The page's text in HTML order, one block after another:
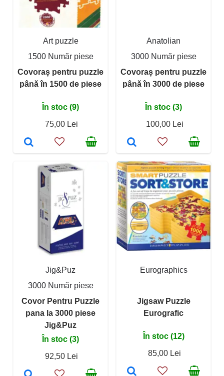
Art puzzle
1500 Număr piese
Covoraș pentru puzzle
până în 1500 de piese
În stoc (9)
75,00 Lei
Anatolian
3000 Număr piese
Covoraș pentru puzzle
până în 3000 de piese
În stoc (3)
100,00 Lei
Jig&Puz
3000 Număr piese
Covor Pentru Puzzle
pana la 3000 piese
Jig&Puz
În stoc (3)
92,50 Lei
Eurographics
Jigsaw Puzzle
Eurografic
În stoc (12)
85,00 Lei